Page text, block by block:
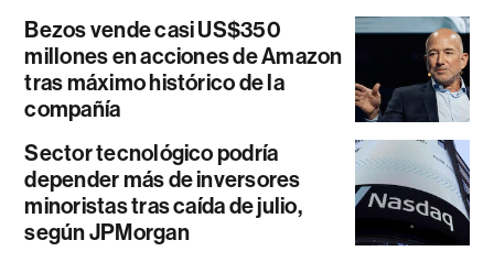
Bezos vende casi US$350
millones en acciones de Amazon
tras máximo histórico de la
compañía
Sector tecnológico podría
depender más de inversores
minoristas tras caída de julio,
según JPMorgan